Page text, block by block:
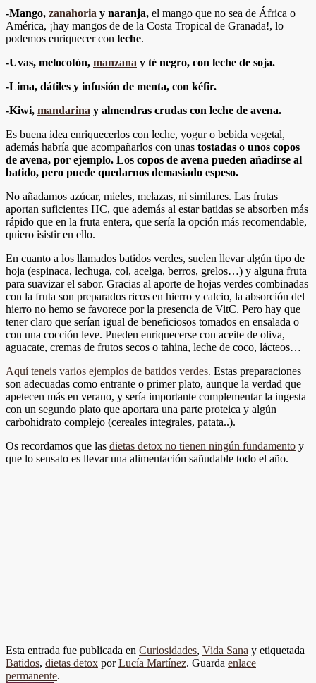
-Mango, zanahoria y naranja, el mango que no sea de África o
América, ¡hay mangos de de la Costa Tropical de Granada!, lo
podemos enriquecer con leche.
-Uvas, melocotón, manzana y té negro, con leche de soja.
-Lima, dátiles y infusión de menta, con kéfir.
-Kiwi, mandarina y almendras crudas con leche de avena.
Es buena idea enriquecerlos con leche, yogur o bebida vegetal,
además habría que acompañarlos con unas tostadas o unos copos
de avena, por ejemplo. Los copos de avena pueden añadirse al
batido, pero puede quedarnos demasiado espeso.
No añadamos azúcar, mieles, melazas, ni similares. Las frutas
aportan suficientes HC, que además al estar batidas se absorben más
rápido que en la fruta entera, que sería la opción más recomendable,
quiero isistir en ello.
En cuanto a los llamados batidos verdes, suelen llevar algún tipo de
hoja (espinaca, lechuga, col, acelga, berros, grelos…) y alguna fruta
para suavizar el sabor. Gracias al aporte de hojas verdes combinadas
con la fruta son preparados ricos en hierro y calcio, la absorción del
hierro no hemo se favorece por la presencia de VitC. Pero hay que
tener claro que serían igual de beneficiosos tomados en ensalada o
con una cocción leve. Pueden enriquecerse con aceite de oliva,
aguacate, cremas de frutos secos o tahina, leche de coco, lácteos…
Aquí teneis varios ejemplos de batidos verdes. Estas preparaciones
son adecuadas como entrante o primer plato, aunque la verdad que
apetecen más en verano, y sería importante complementar la ingesta
con un segundo plato que aportara una parte proteica y algún
carbohidrato complejo (cereales integrales, patata..).
Os recordamos que las dietas detox no tienen ningún fundamento y
que lo sensato es llevar una alimentación sañudable todo el año.
Esta entrada fue publicada en Curiosidades, Vida Sana y etiquetada
Batidos, dietas detox porLucía Martínez. Guarda enlace
permanente.